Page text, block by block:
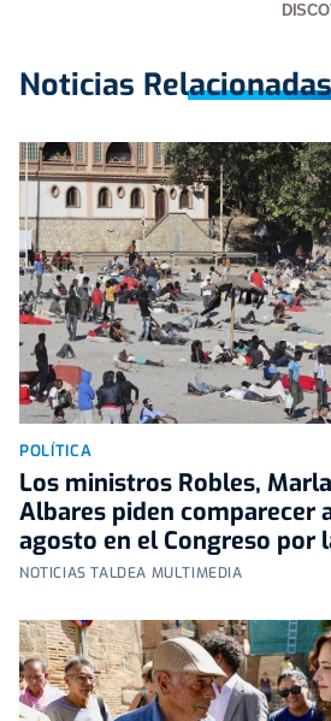
Noticias Relacionadas
POLÍTICA
Los ministros Robles,
Albares piden comparecer
agosto en el Congreso por
NOTICIAS TALDEA MULTIMEDIA